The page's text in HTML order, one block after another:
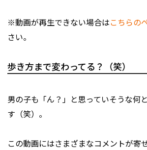
※動画が再生できない場合はこちらの
さい。
歩き方まで変わってる？（笑）
男の子も「ん？」と思っていそうな何
す（笑）。
この動画にはさまざまなコメントが寄